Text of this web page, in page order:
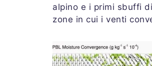
alpino e i primi sbuffi
zone in cui i venti